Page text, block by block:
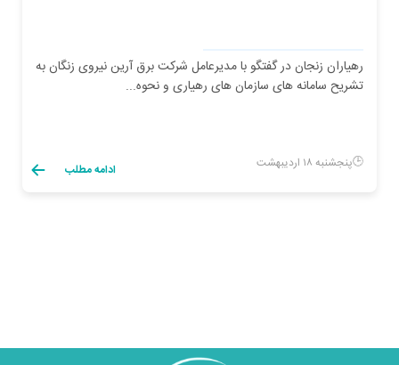
رهیاران زنجان در گفتگو با مدیرعامل شرکت برق آرین نیروی زنگان به
تشریح سامانه های سازمان های رهیاری و نحوه...
پنجشنبه ۱۸ اردیبهشت ادامه مطلب